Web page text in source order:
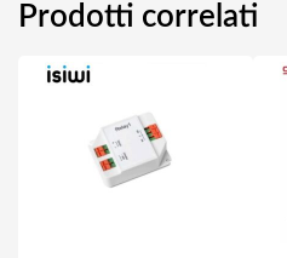
Prodotti correlati